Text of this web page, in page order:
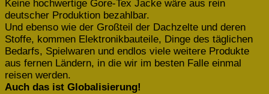
Keine hochwertige Gore-Tex Jacke wäre aus rein
deutscher Produktion bezahlbar.
Und ebenso wie der Großteil der Dachzelte und deren
Stoffe, kommen Elektronikbauteile, Dinge des täglichen
Bedarfs, Spielwaren und endlos viele weitere Produkte
aus fernen Ländern, in die wir im besten Falle einmal
reisen werden.
Auch das ist Globalisierung!